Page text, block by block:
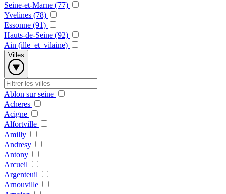
Seine-et-Marne (77)
Yvelines (78)
Essonne (91)
Hauts-de-Seine (92)
Ain (ille_et_vilaine)
Villes
Ablon sur seine
Acheres
Acigne
Alfortville
Amilly
Andresy
Antony
Arcueil
Argenteuil
Arnouville